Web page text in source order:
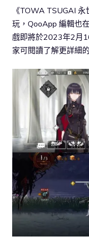
《TOWA TSUGAI
玩，QooApp 編輯也
戲即將於2023年2月
家可閱讀了解更詳細